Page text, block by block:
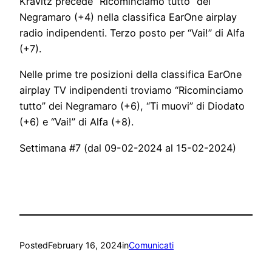
Negramaro (+4) nella classifica EarOne airplay
radio indipendenti. Terzo posto per “Vai!” di Alfa
(+7).
Nelle prime tre posizioni della classifica EarOne
airplay TV indipendenti troviamo “Ricominciamo
tutto” dei Negramaro (+6), “Ti muovi” di Diodato
(+6) e “Vai!” di Alfa (+8).
Settimana #7 (dal 09-02-2024 al 15-02-2024)
PostedFebruary 16, 2024inComunicati